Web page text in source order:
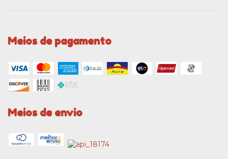
Meios de pagamento
Meios de envio